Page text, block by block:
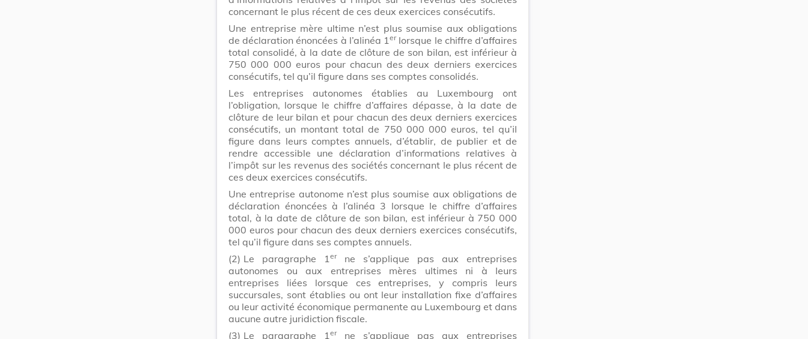
concernant le plus récent de ces deux exercices consécutifs.
Une entreprise mère ultime n’est plus soumise aux obligations
de déclaration énoncées à l’alinéa 1erlorsque le chiffre d’affaires
total consolidé, à la date de clôture de son bilan, est inférieur à
750 000 000 euros pour chacun des deux derniers exercices
consécutifs, tel qu’il figure dans ses comptes consolidés.
Les entreprises autonomes établies au Luxembourg ont
l’obligation, lorsque le chiffre d’affaires dépasse, à la date de
clôture de leur bilan et pour chacun des deux derniers exercices
consécutifs, un montant total de 750 000 000 euros, tel qu’il
figure dans leurs comptes annuels, d’établir, de publier et de
rendre accessible une déclaration d’informations relatives à
l’impôt sur les revenus des sociétés concernant le plus récent de
ces deux exercices consécutifs.
Une entreprise autonome n’est plus soumise aux obligations de
déclaration énoncées à l’alinéa 3 lorsque le chiffre d’affaires
total, à la date de clôture de son bilan, est inférieur à 750 000
000 euros pour chacun des deux derniers exercices consécutifs,
tel qu’il figure dans ses comptes annuels.
(2) Le paragraphe 1 erne s’applique pas aux entreprises
autonomes ou aux entreprises mères ultimes ni à leurs
entreprises liées lorsque ces entreprises, y compris leurs
succursales, sont établies ou ont leur installation fixe d’affaires
ou leur activité économique permanente au Luxembourg et dans
aucune autre juridiction fiscale.
(3) Le paragraphe 1 erne s’applique pas aux entreprises